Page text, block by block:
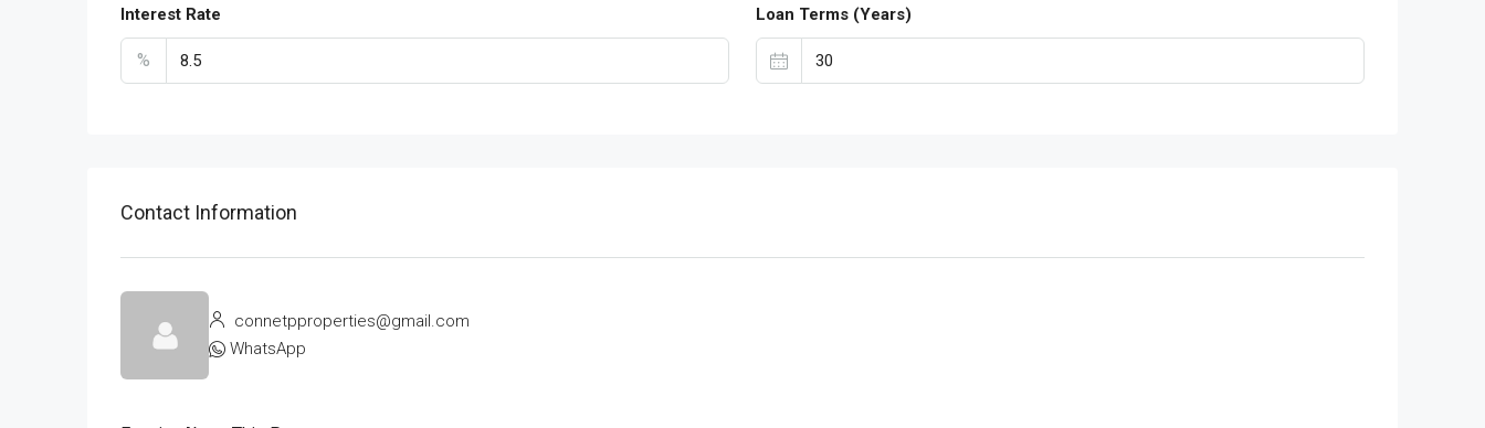
Interest Rate
%
Loan Terms (Years)
Contact Information
connetpproperties@gmail.com
WhatsApp